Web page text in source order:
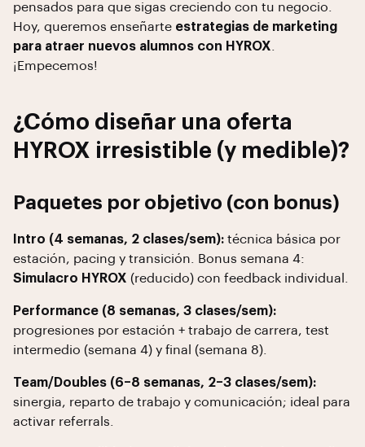
pensados para que sigas creciendo con tu negocio.
Hoy, queremos enseñarte estrategias de marketing
para atraer nuevos alumnos con HYROX
¡Empecemos!
¿Cómo diseñar una oferta
HYROX irresistible (y medible)?
Paquetes por objetivo (con bonus)
Intro (4 semanas, 2 clases/sem): técnica básica por
estación, pacing y transición. Bonus semana 4:
Simulacro HYROX (reducido) con feedback individual.
Performance (8 semanas, 3 clases/sem):
progresiones por estación + trabajo de carrera, test
intermedio (semana 4) y final (semana 8).
Team/Doubles (6–8 semanas, 2–3 clases/sem):
sinergia, reparto de trabajo y comunicación; ideal para
activar referrals.